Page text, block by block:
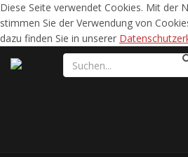
Diese Seite verwendet Cookies. Mit der
stimmen Sie der Verwendung von
dazu finden Sie in unserer